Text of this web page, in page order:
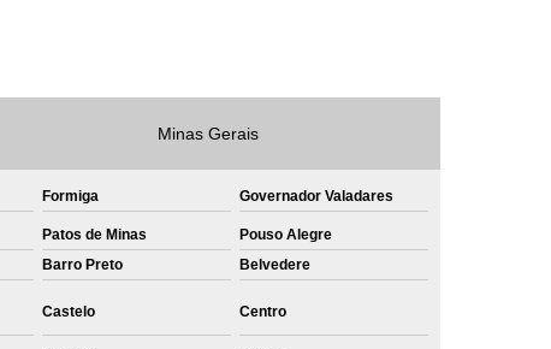
shirt
Private Label Confecção
Label de Malhas
Private Label Roupas
Sublimação Camiseta Algodão
Sublimação de Camisetas de Algodão
Minas Gerais
Formiga Governador Valadares
Patos de Minas
Pouso Alegre
Barro Preto Belvedere
Castelo Centro